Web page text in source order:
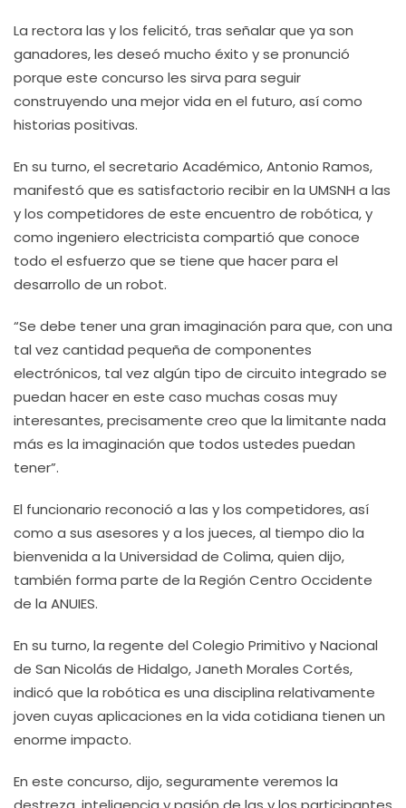
La rectora las y los felicitó, tras señalar que ya son
ganadores, les deseó mucho éxito y se pronunció
porque este concurso les sirva para seguir
construyendo una mejor vida en el futuro, así como
historias positivas.
En su turno, el secretario Académico, Antonio Ramos,
manifestó que es satisfactorio recibir en la UMSNH a las
y los competidores de este encuentro de robótica, y
como ingeniero electricista compartió que conoce
todo el esfuerzo que se tiene que hacer para el
desarrollo de un robot.
“Se debe tener una gran imaginación para que, con una
tal vez cantidad pequeña de componentes
electrónicos, tal vez algún tipo de circuito integrado se
puedan hacer en este caso muchas cosas muy
interesantes, precisamente creo que la limitante nada
más es la imaginación que todos ustedes puedan
tener”.
El funcionario reconoció a las y los competidores, así
como a sus asesores y a los jueces, al tiempo dio la
bienvenida a la Universidad de Colima, quien dijo,
también forma parte de la Región Centro Occidente
de la ANUIES.
En su turno, la regente del Colegio Primitivo y Nacional
de San Nicolás de Hidalgo, Janeth Morales Cortés,
indicó que la robótica es una disciplina relativamente
joven cuyas aplicaciones en la vida cotidiana tienen un
enorme impacto.
En este concurso, dijo, seguramente veremos la